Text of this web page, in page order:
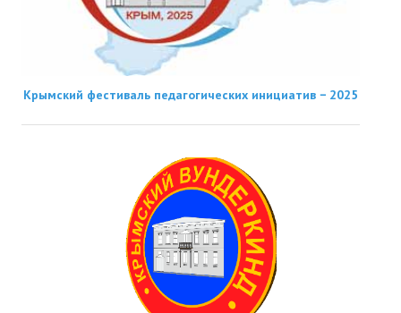
Крымский фестиваль педагогических инициатив − 2025